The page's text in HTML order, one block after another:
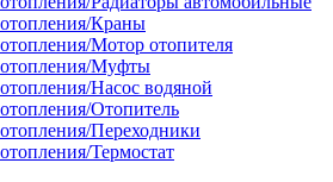
Краны
Мотор отопителя
Муфты
Насос водяной
Отопитель
Переходники
Термостат